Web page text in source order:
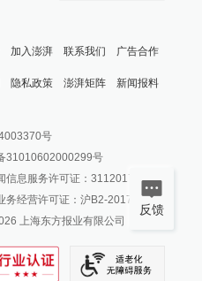
加入澎湃 联系我们 广告合作
隐私政策 澎湃矩阵
澎湃新闻公众号
澎湃新闻抖音号
派生万物开放平台
IP SHANGHAI
SIXTH TONE
新闻报料
箱: news@thepaper.cn
号
31010602000299号
信息服务许可证：31120170006
务经营许可证：沪B2-2017116
上海东方报业有限公司
反馈